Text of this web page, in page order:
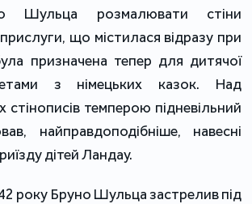
Шульца розмалювати стіни
що містилася відразу при
призначена тепер для дитячої
з німецьких казок. Над
стінописів темперою підневільний
найправдоподібніше, навесні
дітей Ландау.
року Бруно Шульца застрелив під